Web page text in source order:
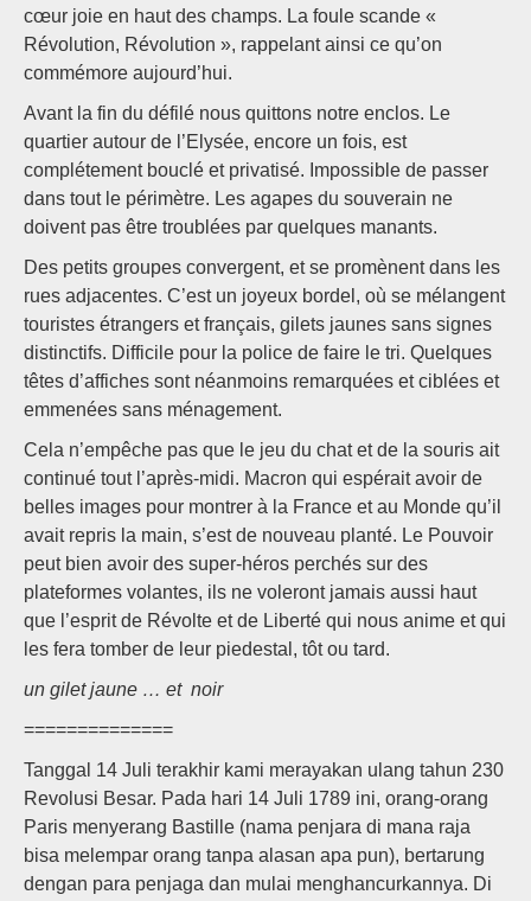
cœur joie en haut des champs. La foule scande «
Révolution, Révolution », rappelant ainsi ce qu’on
commémore aujourd’hui.
Avant la fin du défilé nous quittons notre enclos. Le
quartier autour de l’Elysée, encore un fois, est
complétement bouclé et privatisé. Impossible de passer
dans tout le périmètre. Les agapes du souverain ne
doivent pas être troublées par quelques manants.
Des petits groupes convergent, et se promènent dans les
rues adjacentes. C’est un joyeux bordel, où se mélangent
touristes étrangers et français, gilets jaunes sans signes
distinctifs. Difficile pour la police de faire le tri. Quelques
têtes d’affiches sont néanmoins remarquées et ciblées et
emmenées sans ménagement.
Cela n’empêche pas que le jeu du chat et de la souris ait
continué tout l’après-midi. Macron qui espérait avoir de
belles images pour montrer à la France et au Monde qu’il
avait repris la main, s’est de nouveau planté. Le Pouvoir
peut bien avoir des super-héros perchés sur des
plateformes volantes, ils ne voleront jamais aussi haut
que l’esprit de Révolte et de Liberté qui nous anime et qui
les fera tomber de leur piedestal, tôt ou tard.
un gilet jaune … et noir
==============
Tanggal 14 Juli terakhir kami merayakan ulang tahun 230
Revolusi Besar. Pada hari 14 Juli 1789 ini, orang-orang
Paris menyerang Bastille (nama penjara di mana raja
bisa melempar orang tanpa alasan apa pun), bertarung
dengan para penjaga dan mulai menghancurkannya. Di